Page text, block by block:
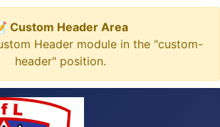
Custom Header Area
Header module in the "custom-
header" position.